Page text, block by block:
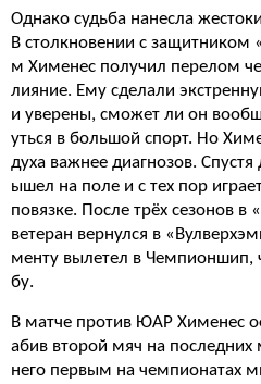
Однако судьба нанесла
В столкновении с
м Хименес получил перелом
лияние. Ему сделали
и уверены, сможет ли он
уться в большой спорт. Но
духа важнее диагнозов.
ышел на поле и с тех пор
повязке. После трёх сезонов
ветеран вернулся в
менту вылетел в
бу.
В матче против ЮАР Хименес
абив второй мяч на последних
него первым на чемпионатах